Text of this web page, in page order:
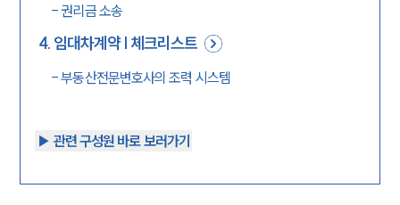
-권리금 소송
4. 임대차계약 | 체크리스트
-부동산전문변호사의 조력 시스템
▶︎ 관련 구성원 바로 보러가기